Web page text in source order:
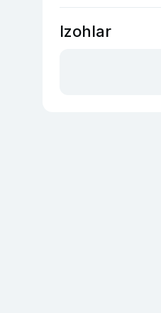
Izohlar